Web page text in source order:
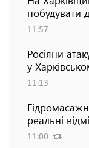
побудувати
11:57
Росіяни
у
11:13
реальні
11:00